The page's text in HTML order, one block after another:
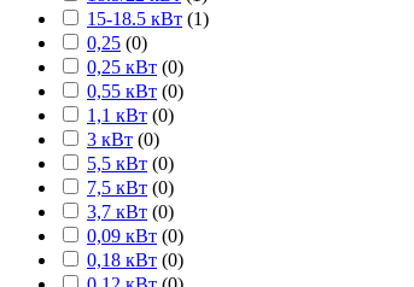
15-18.5 кВт (1)
0,25 (0)
0,25 кВт (0)
0,55 кВт (0)
1,1 кВт (0)
3 кВт (0)
5,5 кВт (0)
7,5 кВт (0)
3,7 кВт (0)
0,09 кВт (0)
0,18 кВт (0)